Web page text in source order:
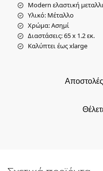
Modern ελαστική
Υλικό: Μέταλλο
Χρώμα: Ασημί
Διαστάσεις: 65 x 1.2 εκ.
Καλύπτει έως xlarge